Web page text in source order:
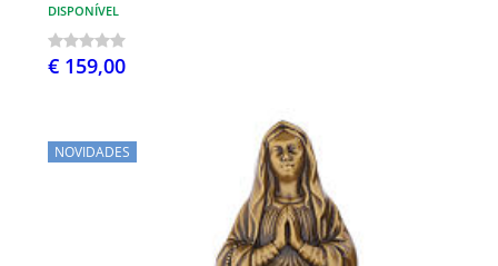
DISPONÍVEL
€ 159,00
NOVIDADES